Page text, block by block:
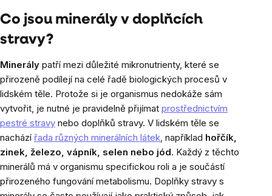
Co jsou minerály v doplňcích
stravy?
Minerály patří mezi důležité mikronutrienty, které se
přirozeně podílejí na celé řadě biologických procesů v
lidském těle. Protože si je organismus nedokáže sám
vytvořit, je nutné je pravidelně přijímat prostřednictvím
pestré stravy nebo doplňků stravy. V lidském těle se
nachází řada různých minerálních látek, například hořčík,
zinek, železo, vápník, selen nebo jód. Každý z těchto
minerálů má v organismu specifickou roli a je součástí
přirozeného fungování metabolismu. Doplňky stravy s